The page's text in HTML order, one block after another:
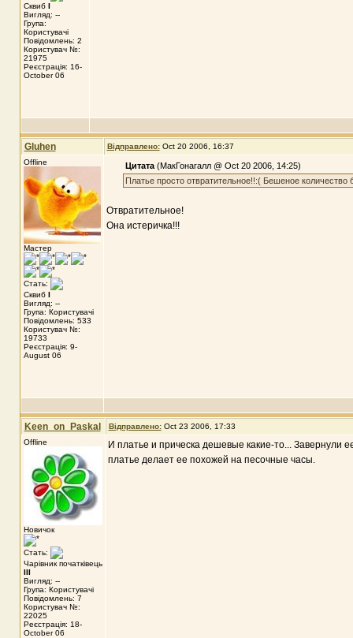
Сквиб I
Вигляд: --
Група:
Користувачі
Повідомлень: 2
Користувач №:
21975
Реєстрація: 16-
October 06
Gluhen Відправлено: Oct 20 2006, 16:37
Offline
Мастер
Стать:
Сквиб I
Вигляд: --
Група: Користувачі
Повідомлень: 533
Користувач №:
19733
Реєстрація: 9-
August 06
Цитата (МакГонагалл @ Oct 20 2006, 14:25)
Платье просто отвратительное!!:( Бешеное количество
Отвратительное!
Она истеричка!!!
Keen_on_Paskal Відправлено: Oct 23 2006, 17:33
Offline
Новичок
Стать:
Чарівник початківець
III
Вигляд: --
Група: Користувачі
Повідомлень: 7
Користувач №:
22025
Реєстрація: 18-
October 06
И платье и прическа дешевые какие-то... Завернули
платье делает ее похожей на песочные часы.